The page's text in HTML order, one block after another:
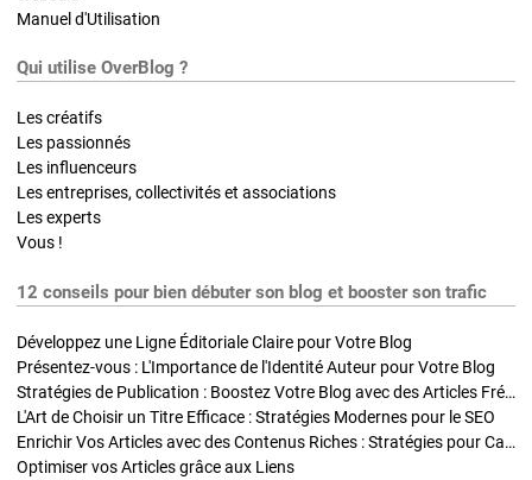
Manuel d'Utilisation
Qui utilise OverBlog ?
Les créatifs
Les passionnés
Les influenceurs
Les entreprises, collectivités et associations
Les experts
Vous !
12 conseils pour bien débuter son blog et booster son trafic
Développez une Ligne Éditoriale Claire pour Votre Blog
Présentez-vous : L'Importance de l'Identité Auteur pour Votre Blog
Stratégies de Publication : Boostez Votre Blog avec des Articles Fréquents et Exclusifs
L'Art de Choisir un Titre Efficace : Stratégies Modernes pour le SEO
Enrichir Vos Articles avec des Contenus Riches : Stratégies pour Captiver et Optimiser
Optimiser vos Articles grâce aux Liens